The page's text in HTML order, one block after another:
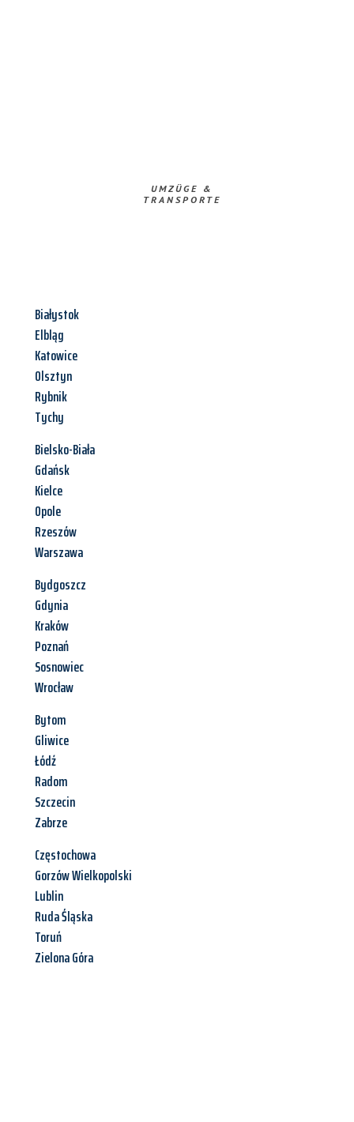
UMZÜGE &
TRANSPORTE
Białystok
Elbląg
Katowice
Olsztyn
Rybnik
Tychy
Bielsko-Biała
Gdańsk
Kielce
Opole
Rzeszów
Warszawa
Bydgoszcz
Gdynia
Kraków
Poznań
Sosnowiec
Wrocław
Bytom
Gliwice
Łódź
Radom
Szczecin
Zabrze
Częstochowa
Gorzów Wielkopolski
Lublin
Ruda Śląska
Toruń
Zielona Góra